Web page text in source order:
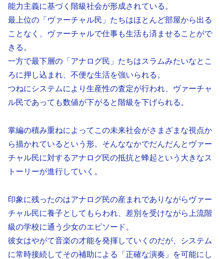
能力主義に基づく階級社会が形成されている。
最上位の「ヴァーチャル民」たちはほとんど部屋から出る
ことなく、ヴァーチャルで仕事も生活も済ませることがで
きる。
一方で最下層の「アナログ民」たちはスラムみたいなとこ
ろに押し込まれ、不便な生活を強いられる。
つねにシステムにより生産性の査定が行われ、ヴァーチャ
ル民であっても数値が下がると階級を下げられる。
掌編の積み重ねによってこの未来社会がさまざまな視点か
ら描かれているという形。そんななかでだんだんとヴァー
チャル民に対するアナログ民の抵抗と蜂起という大きなス
トーリーが進行していく。
印象に残ったのはアナログ民の産まれでありながらヴァー
チャル民に養子としてもらわれ、差別を受けながら上流階
級の学校に通う少女のエピソード。
彼女はやがて音楽の才能を発揮していくのだが、システム
に常時接続してその補助による「正確な演奏」を可能にし